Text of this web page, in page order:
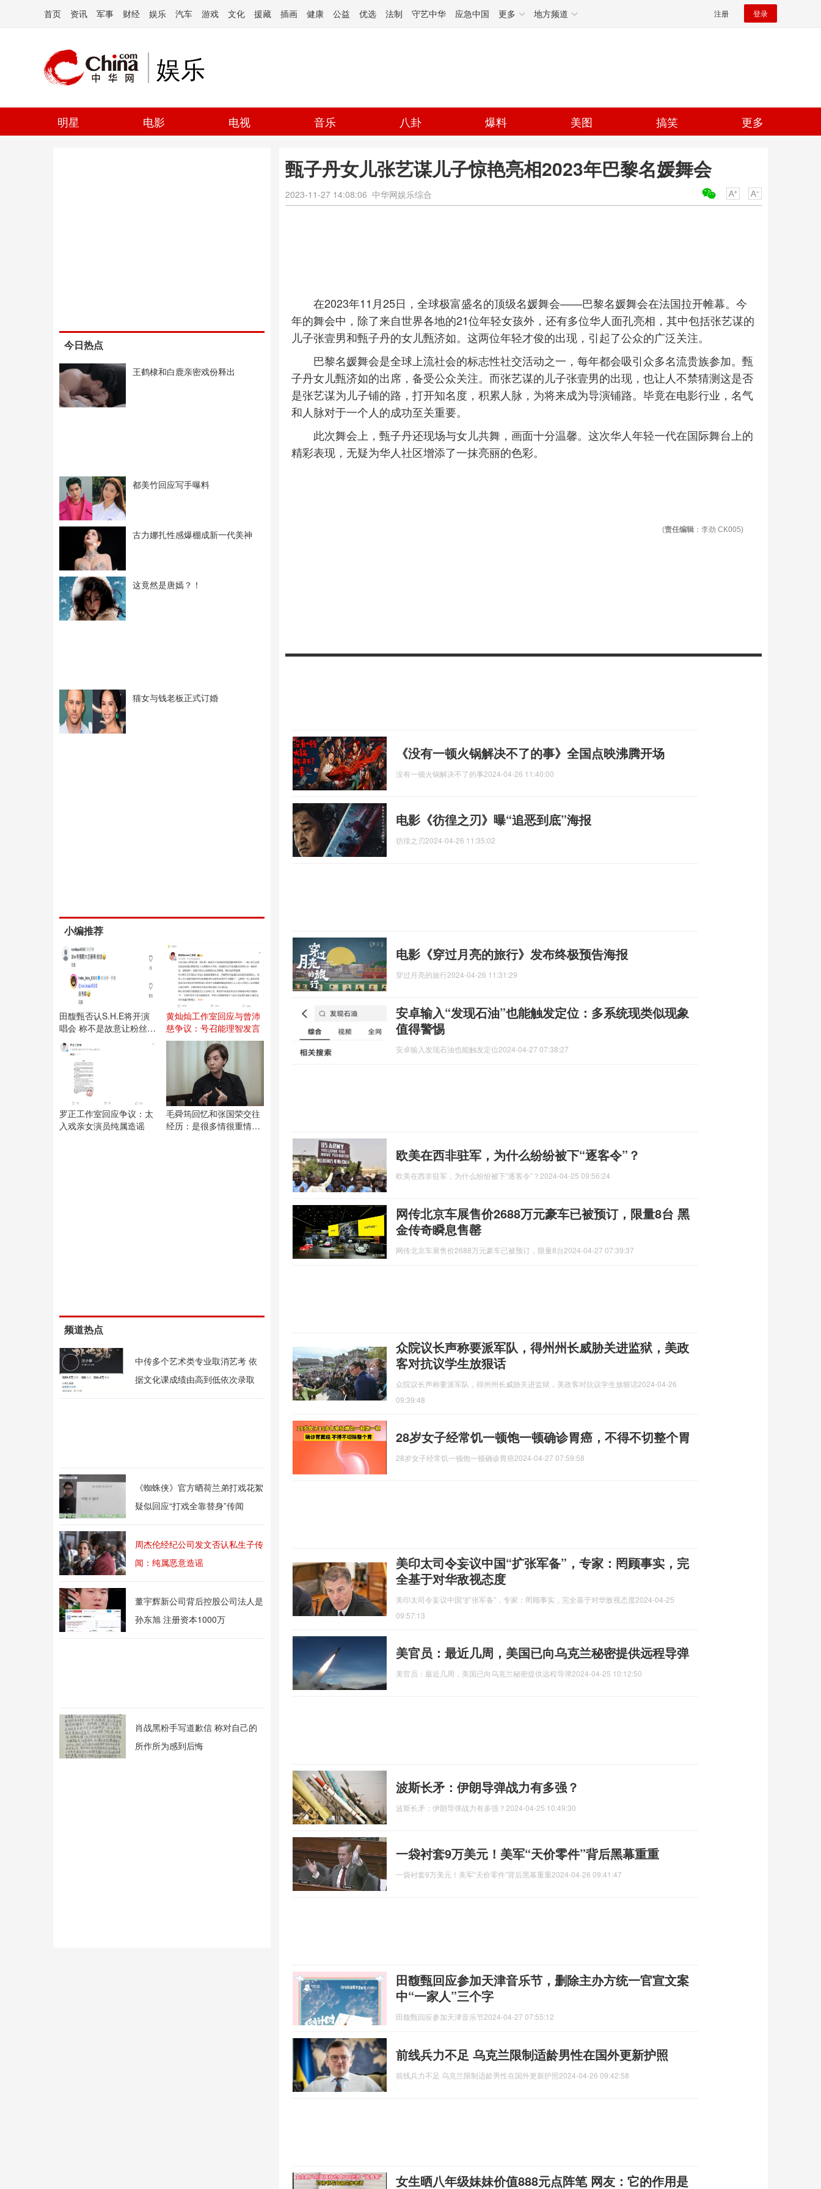
首页 资讯 军事 财经 娱乐 汽车 游戏 文化 援藏 插画 健康 公益 优选 法制 守艺中华 应急中国 更多 地方频道 注册 登录
娱乐
明星 电影 电视 音乐 八卦 爆料 美图 搞笑 更多
今日热点
王鹤棣和白鹿亲密戏份释出
都美竹回应写手曝料
古力娜扎性感爆棚成新一代美神
这竟然是唐嫣？！
猫女与钱老板正式订婚
小编推荐
田馥甄否认S.H.E将开演
唱会 称不是故意让粉丝失
望
黄灿灿工作室回应与曾沛
慈争议：号召能理智发言
罗正工作室回应争议：太
入戏亲女演员纯属造谣
毛舜筠回忆和张国荣交往
经历：是很多情很重情的
频道热点
中传多个艺术类专业取消艺考 依
据文化课成绩由高到低依次录取
《蜘蛛侠》官方晒荷兰弟打戏花絮
疑似回应“打戏全靠替身”传闻
周杰伦经纪公司发文否认私生子传
闻：纯属恶意造谣
董宇辉新公司背后控股公司法人是
孙东旭 注册资本1000万
肖战黑粉手写道歉信 称对自己的
所作所为感到后悔
甄子丹女儿张艺谋儿子惊艳亮相2023年巴黎名媛舞会
2023-11-27 14:08:06 中华网娱乐综合
在2023年11月25日，全球极富盛名的顶级名媛舞会——巴黎名媛舞会在法国拉开帷幕。今
年的舞会中，除了来自世界各地的21位年轻女孩外，还有多位华人面孔亮相，其中包括张艺谋的
儿子张壹男和甄子丹的女儿甄济如。这两位年轻才俊的出现，引起了公众的广泛关注。
巴黎名媛舞会是全球上流社会的标志性社交活动之一，每年都会吸引众多名流贵族参加。甄
子丹女儿甄济如的出席，备受公众关注。而张艺谋的儿子张壹男的出现，也让人不禁猜测这是否
是张艺谋为儿子铺的路，打开知名度，积累人脉，为将来成为导演铺路。毕竟在电影行业，名气
和人脉对于一个人的成功至关重要。
此次舞会上，甄子丹还现场与女儿共舞，画面十分温馨。这次华人年轻一代在国际舞台上的
精彩表现，无疑为华人社区增添了一抹亮丽的色彩。
(责任编辑 ：李劲 CK005)
《没有一顿火锅解决不了的事》全国点映沸腾开场
没有一顿火锅解决不了的事2024-04-26 11:40:00
电影《彷徨之刃》曝“追恶到底”海报
彷徨之刃2024-04-26 11:35:02
电影《穿过月亮的旅行》发布终极预告海报
穿过月亮的旅行2024-04-26 11:31:29
安卓输入“发现石油”也能触发定位：多系统现类似现象
值得警惕
安卓输入发现石油也能触发定位2024-04-27 07:38:27
欧美在西非驻军，为什么纷纷被下“逐客令”？
欧美在西非驻军，为什么纷纷被下“逐客令”？ 2024-04-25 09:56:24
网传北京车展售价2688万元豪车已被预订，限量8台 黑
金传奇瞬息售罄
网传北京车展售价2688万元豪车已被预订，限量8台2024-04-27 07:39:37
众院议长声称要派军队，得州州长威胁关进监狱，美政
客对抗议学生放狠话
众院议长声称要派军队，得州州长威胁关进监狱，美政客对抗议学生放狠话2024-04-26
09:39:48
28岁女子经常饥一顿饱一顿确诊胃癌，不得不切整个胃
28岁女子经常饥一顿饱一顿确诊胃癌2024-04-27 07:59:58
美印太司令妄议中国“扩张军备”，专家：罔顾事实，完
全基于对华敌视态度
美印太司令妄议中国“扩张军备”，专家：罔顾事实，完全基于对华敌视态度2024-04-25
09:57:13
美官员：最近几周，美国已向乌克兰秘密提供远程导弹
美官员：最近几周，美国已向乌克兰秘密提供远程导弹2024-04-25 10:12:50
波斯长矛：伊朗导弹战力有多强？
波斯长矛：伊朗导弹战力有多强？ 2024-04-25 10:49:30
一袋衬套9万美元！美军“天价零件”背后黑幕重重
一袋衬套9万美元！美军“天价零件”背后黑幕重重2024-04-26 09:41:47
田馥甄回应参加天津音乐节，删除主办方统一官宣文案
中“一家人”三个字
田馥甄回应参加天津音乐节2024-04-27 07:55:12
前线兵力不足 乌克兰限制适龄男性在国外更新护照
前线兵力不足 乌克兰限制适龄男性在国外更新护照2024-04-26 09:42:58
女生晒八年级妹妹价值888元点阵笔 网友：它的作用是